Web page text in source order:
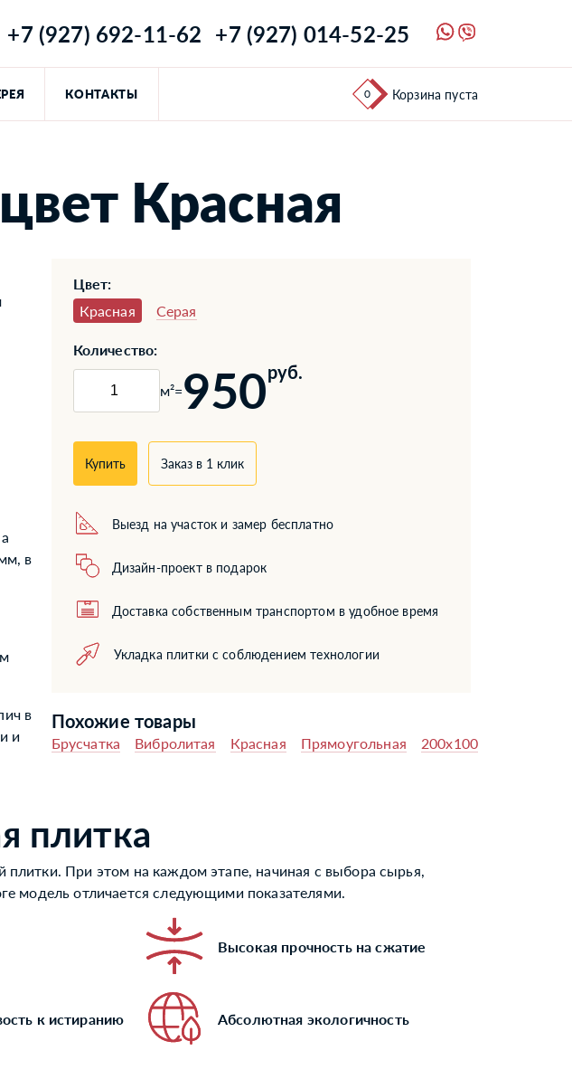
+7 (927) 692-11-62 +7 (927) 014-52-25
КОНТАКТЫ 0 Корзина пуста
Красная
в
в
и
Цвет:
Красная
Серая
Количество:
м²=950руб.
Купить Заказ в 1 клик
Выезд на участок и замер бесплатно
Дизайн-проект в подарок
Доставка собственным транспортом в удобное время
Укладка плитки с соблюдением технологии
Похожие товары
Брусчатка Вибролитая Красная Прямоугольная 200x100
плитка
плитки. При этом на каждом этапе, начиная с выбора сырья,
модель отличается следующими показателями.
Высокая прочность на сжатие
к истиранию Абсолютная экологичность